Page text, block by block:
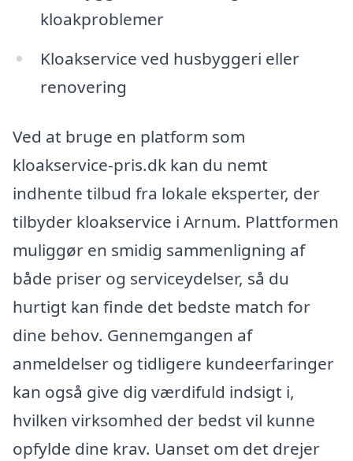
kloakproblemer
Kloakservice ved husbyggeri eller
renovering
Ved at bruge en platform som
kloakservice-pris.dk kan du nemt
indhente tilbud fra lokale eksperter, der
tilbyder kloakservice i Arnum. Plattformen
muliggør en smidig sammenligning af
både priser og serviceydelser, så du
hurtigt kan finde det bedste match for
dine behov. Gennemgangen af
anmeldelser og tidligere kundeerfaringer
kan også give dig værdifuld indsigt i,
hvilken virksomhed der bedst vil kunne
opfylde dine krav. Uanset om det drejer